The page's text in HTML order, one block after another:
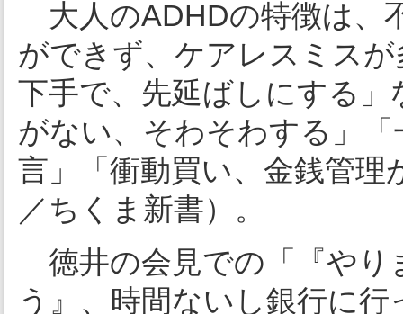
大人のADHDの特徴は、
ができず、ケアレスミス
下手で、先延ばしにする
がない、そわそわする」
言」「衝動買い、金銭管
／ちくま新書）。
徳井の会見での「『やり
う』、時間ないし銀行に